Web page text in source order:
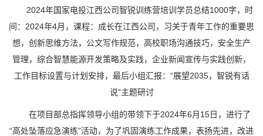
2024年国家电投江西公司智锐训练营培训学员总结1000字，时
间：2024年4月，课程：成长在江西公司，习关于青年工作的重要思
想，创新思维方法，公文写作规范，高校职场沟通技巧，安全生产
管理，综合智慧能源开发策略及实践，企业新闻宣传与实践创新，
工作目标设置与计划安排，最后小组汇报：“展望2035，智锐有话
说”主题研讨
在项目部总指挥领导小组的带领下于2024年6月15日，进行了
“高处坠落应急演练”活动，为了巩固演练工作成果，表扬先进，改进